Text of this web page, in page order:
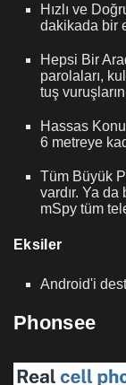
Hızlı ve
dakikada bir
Hepsi Bir
parolaları,
tuş
Hassas
6 metreye
Tüm Büyük
vardır. Ya
mSpy tüm
Eksiler
Android'i
Phonsee